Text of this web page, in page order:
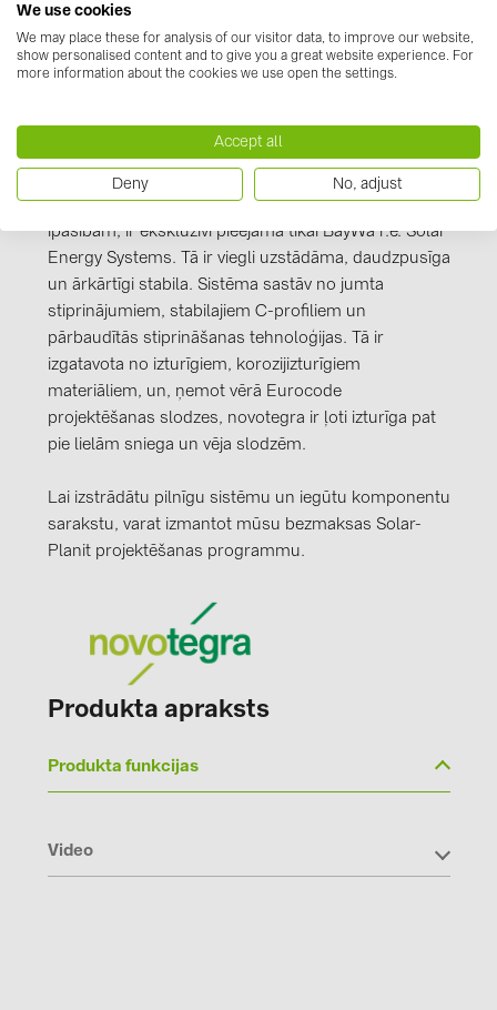
PROJOY (3)
PRYSMIAN DRAKA (18)
Solinteg (4)
Solis (63)
Stäubli (2)
TIGO (4)
Trina Solar (6)
Victron Energy B.V. (2)
Informācija par ražotāju
Mūsu novotegra montāžas sistēma, ar tās izcilajām
īpašībām, ir ekskluzīvi pieejama tikai BayWa r.e. Solar
Energy Systems. Tā ir viegli uzstādāma, daudzpusīga
un ārkārtīgi stabila. Sistēma sastāv no jumta
stiprinājumiem, stabilajiem C-profiliem un
pārbaudītās stiprināšanas tehnoloģijas. Tā ir
izgatavota no izturīgiem, korozijizturīgiem
materiāliem, un, ņemot vērā Eurocode
projektēšanas slodzes, novotegra ir ļoti izturīga pat
pie lielām sniega un vēja slodzēm.
Lai izstrādātu pilnīgu sistēmu un iegūtu komponentu
sarakstu, varat izmantot mūsu bezmaksas Solar-
Planit projektēšanas programmu.
Produkta apraksts
Produkta funkcijas
Video
We use cookies
We may place these for analysis of our visitor data, to improve our website,
show personalised content and to give you a great website experience. For
more information about the cookies we use open the settings.
Accept all
Deny No, adjust